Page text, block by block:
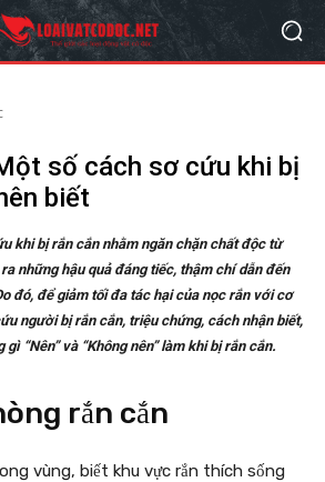
số cách sơ cứu khi bị
biết
khi bị rắn cắn nhằm ngăn chặn chất độc từ
những hậu quả đáng tiếc, thậm chí dẫn đến
đó, để giảm tối đa tác hại của nọc rắn với cơ
người bị rắn cắn, triệu chứng, cách nhận biết,
“Nên” và “Không nên” làm khi bị rắn cắn.
rắn cắn
vùng, biết khu vực rắn thích sống